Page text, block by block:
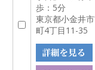
歩：5分
東京都小金井
町4丁目11-35